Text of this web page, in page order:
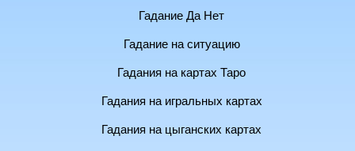
Гадание Да Нет
Гадание на ситуацию
Гадания на картах Таро
Гадания на игральных картах
Гадания на цыганских картах